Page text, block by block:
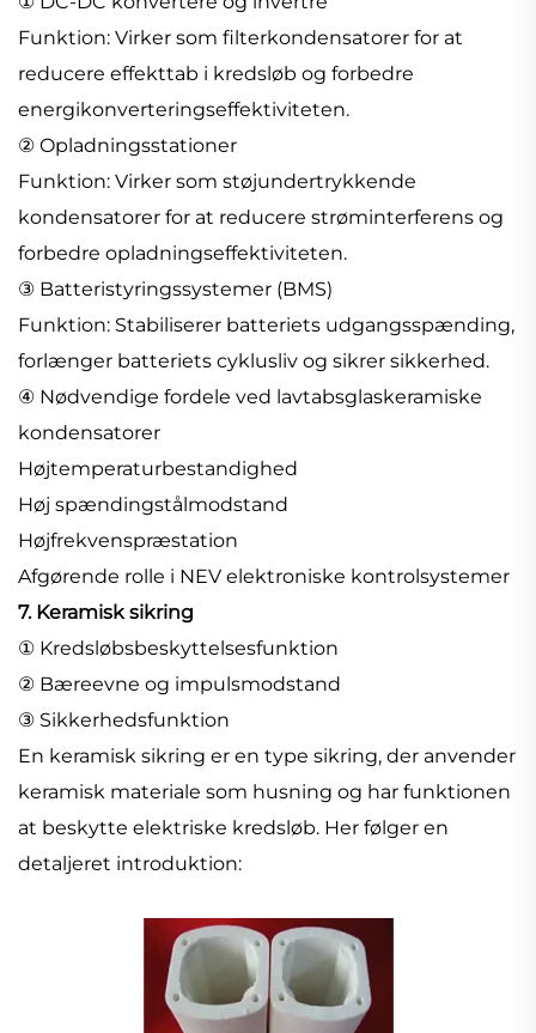
Funktion: Virker som filterkondensatorer for at
reducere effekttab i kredsløb og forbedre
energikonverteringseffektiviteten.
② Opladningsstationer
Funktion: Virker som støjundertrykkende
kondensatorer for at reducere strøminterferens og
forbedre opladningseffektiviteten.
③ Batteristyringssystemer (BMS)
Funktion: Stabiliserer batteriets udgangsspænding,
forlænger batteriets cyklusliv og sikrer sikkerhed.
④ Nødvendige fordele ved lavtabsglaskeramiske
kondensatorer
Højtemperaturbestandighed
Høj spændingstålmodstand
Højfrekvenspræstation
Afgørende rolle i NEV elektroniske kontrolsystemer
7. Keramisk sikring
① Kredsløbsbeskyttelsesfunktion
② Bæreevne og impulsmodstand
③ Sikkerhedsfunktion
En keramisk sikring er en type sikring, der anvender
keramisk materiale som husning og har funktionen
at beskytte elektriske kredsløb. Her følger en
detaljeret introduktion: